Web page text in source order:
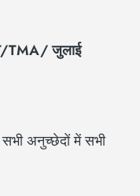
TMA/जुलाई
अनुच्छेदों में सभी